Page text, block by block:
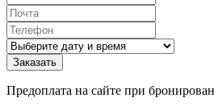
Предоплата на сайте при